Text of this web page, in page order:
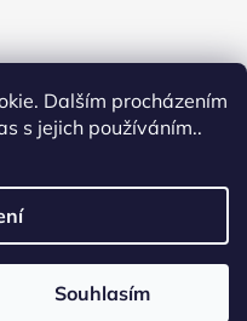
Dalším procházením
s jejich používáním..
Souhlasím
. Všechna práva